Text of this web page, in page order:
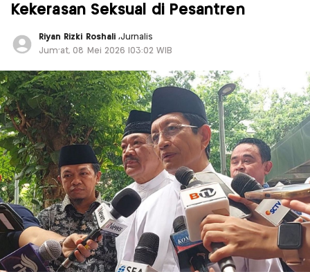
Kekerasan Seksual di Pesantren
Riyan Rizki Roshali ,Jurnalis
Jum'at, 08 Mei 2026 |03:02 WIB